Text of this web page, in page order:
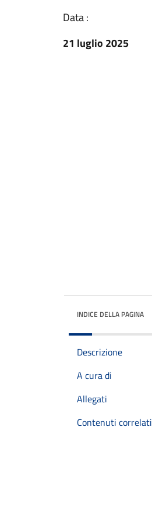
Data :
21 luglio 2025
INDICE DELLA PAGINA
Descrizione
A cura di
Allegati
Contenuti correlati